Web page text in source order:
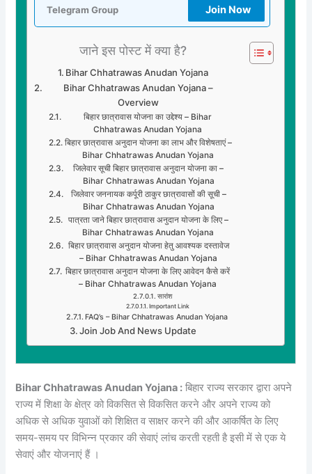
Telegram Group Join Now
जाने इस पोस्ट में क्या है?
Bihar Chhatrawas Anudan Yojana
Bihar Chhatrawas Anudan Yojana –
Overview
बिहार छात्रावास योजना का उद्देश्य – Bihar
Chhatrawas Anudan Yojana
बिहार छात्रावास अनुदान योजना का लाभ और विशेषताएं –
Bihar Chhatrawas Anudan Yojana
जिलेवार सूची बिहार छात्रावास अनुदान योजना का –
Bihar Chhatrawas Anudan Yojana
जिलेवार जननायक कर्पूरी ठाकुर छात्रावासों की सूची –
Bihar Chhatrawas Anudan Yojana
पात्रता जाने बिहार छात्रावास अनुदान योजना के लिए –
Bihar Chhatrawas Anudan Yojana
बिहार छात्रावास अनुदान योजना हेतु आवश्यक दस्तावेज
– Bihar Chhatrawas Anudan Yojana
बिहार छात्रावास अनुदान योजना के लिए आवेदन कैसे करें
– Bihar Chhatrawas Anudan Yojana
सारांश
Important Link
FAQ’s – Bihar Chhatrawas Anudan Yojana
Join Job And News Update
Bihar Chhatrawas Anudan Yojana : बिहार राज्य सरकार द्वारा अपने
राज्य में शिक्षा के क्षेत्र को विकसित से विकसित करने और अपने राज्य को
अधिक से अधिक युवाओं को शिक्षित व साक्षर करने की और आकर्षित के लिए
समय-समय पर विभिन्न प्रकार की सेवाएं लांच करती रहती है इसी में से एक ये
सेवाएं और योजनाएं हैं ।